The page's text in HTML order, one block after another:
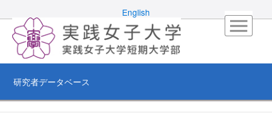
English
研究者データベース